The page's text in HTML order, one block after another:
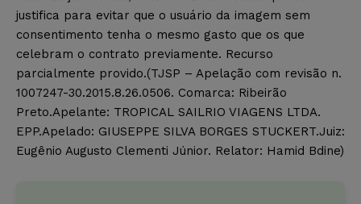
justifica para evitar que o usuário da imagem sem
consentimento tenha o mesmo gasto que os que
celebram o contrato previamente. Recurso
parcialmente provido.(TJSP – Apelação com revisão n.
1007247-30.2015.8.26.0506. Comarca: Ribeirão
Preto.Apelante: TROPICAL SAILRIO VIAGENS LTDA.
EPP.Apelado: GIUSEPPE SILVA BORGES STUCKERT.Juiz:
Eugênio Augusto Clementi Júnior. Relator: Hamid Bdine)